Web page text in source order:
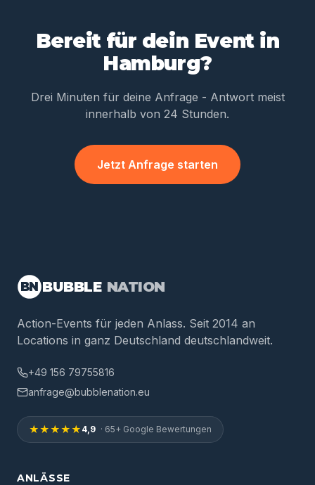
Bereit für dein Event in
Hamburg?
Drei Minuten für deine Anfrage - Antwort meist
innerhalb von 24 Stunden.
Jetzt Anfrage starten
BN BUBBLE NATION
Action-Events für jeden Anlass. Seit 2014 an
Locations in ganz Deutschland deutschlandweit.
+49 156 79755816
anfrage@bubblenation.eu
★★★★★ 4,9 · 65+ Google Bewertungen
ANLÄSSE